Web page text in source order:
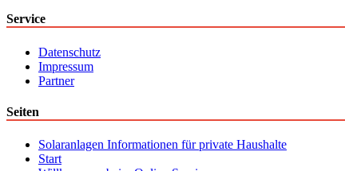
Service
Datenschutz
Impressum
Partner
Seiten
Solaranlagen Informationen für private Haushalte
Start